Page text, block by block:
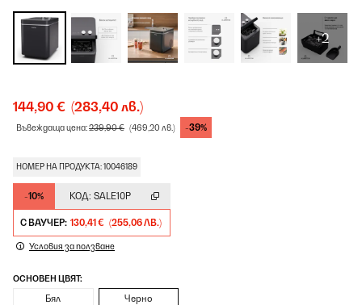
+2
144,90 € (283,40 лв.)
Въвеждаща цена:239,90 € (469,20 лв.) -39%
НОМЕР НА ПРОДУКТА: 10046189
-10% КОД: SALE10P
С ВАУЧЕР: 130,41 € (255,06 ЛВ.)
Условия за ползване
ОСНОВЕН ЦВЯТ:
Бял Черно